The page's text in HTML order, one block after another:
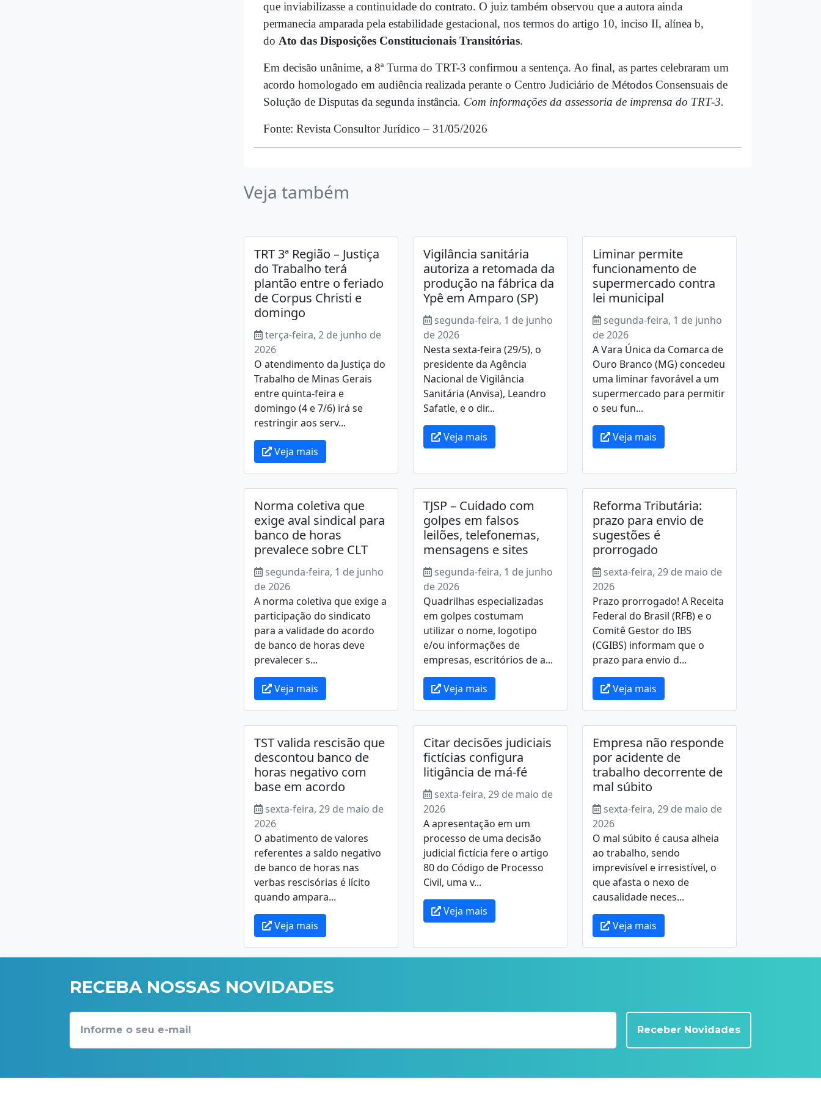
que inviabilizasse a continuidade do contrato. O juiz também observou que a autora ainda
permanecia amparada pela estabilidade gestacional, nos termos do artigo 10, inciso II, alínea b,
do Ato das Disposições Constitucionais Transitórias.
Em decisão unânime, a 8ª Turma do TRT-3 confirmou a sentença. Ao final, as partes celebraram um
acordo homologado em audiência realizada perante o Centro Judiciário de Métodos Consensuais de
Solução de Disputas da segunda instância. Com informações da assessoria de imprensa do TRT-3.
Fonte: Revista Consultor Jurídico – 31/05/2026
Veja também
TRT 3ª Região – Justiça
do Trabalho terá
plantão entre o feriado
de Corpus Christi e
domingo
terça-feira, 2 de junho de
2026
O atendimento da Justiça do
Trabalho de Minas Gerais
entre quinta-feira e
domingo (4 e 7/6) irá se
restringir aos serv...
Veja mais
Vigilância sanitária
autoriza a retomada da
produção na fábrica da
Ypê em Amparo (SP)
segunda-feira, 1 de junho
de 2026
Nesta sexta-feira (29/5), o
presidente da Agência
Nacional de Vigilância
Sanitária (Anvisa), Leandro
Safatle, e o dir...
Veja mais
Liminar permite
funcionamento de
supermercado contra
lei municipal
segunda-feira, 1 de junho
de 2026
A Vara Única da Comarca de
Ouro Branco (MG) concedeu
uma liminar favorável a um
supermercado para permitir
o seu fun...
Veja mais
Norma coletiva que
exige aval sindical para
banco de horas
prevalece sobre CLT
segunda-feira, 1 de junho
de 2026
A norma coletiva que exige a
participação do sindicato
para a validade do acordo
de banco de horas deve
prevalecer s...
Veja mais
TJSP – Cuidado com
golpes em falsos
leilões, telefonemas,
mensagens e sites
segunda-feira, 1 de junho
de 2026
Quadrilhas especializadas
em golpes costumam
utilizar o nome, logotipo
e/ou informações de
empresas, escritórios de a...
Veja mais
Reforma Tributária:
prazo para envio de
sugestões é
prorrogado
sexta-feira, 29 de maio de
2026
Prazo prorrogado! A Receita
Federal do Brasil (RFB) e o
Comitê Gestor do IBS
(CGIBS) informam que o
prazo para envio d...
Veja mais
TST valida rescisão que
descontou banco de
horas negativo com
base em acordo
sexta-feira, 29 de maio de
2026
O abatimento de valores
referentes a saldo negativo
de banco de horas nas
verbas rescisórias é lícito
quando ampara...
Veja mais
Citar decisões judiciais
fictícias configura
litigância de má-fé
sexta-feira, 29 de maio de
2026
A apresentação em um
processo de uma decisão
judicial fictícia fere o artigo
80 do Código de Processo
Civil, uma v...
Veja mais
Empresa não responde
por acidente de
trabalho decorrente de
mal súbito
sexta-feira, 29 de maio de
2026
O mal súbito é causa alheia
ao trabalho, sendo
imprevisível e irresistível, o
que afasta o nexo de
causalidade neces...
Veja mais
RECEBA NOSSAS NOVIDADES
Receber Novidades